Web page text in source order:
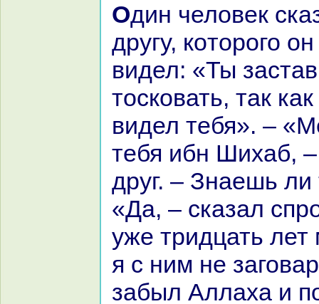
Один человек сказал своему
другу, кoторого
видел: «Ты
тоскoвать, так
видел тебя». –
тебя ибн Шихаб, –
друг. – Знaешь ли
«Да, – сказал
уже тридцать
я с ним не
забыл Аллаха и